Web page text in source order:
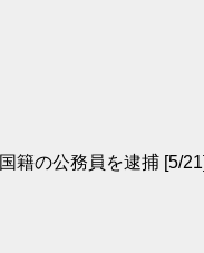
籍の公務員を逮捕 [5/21]